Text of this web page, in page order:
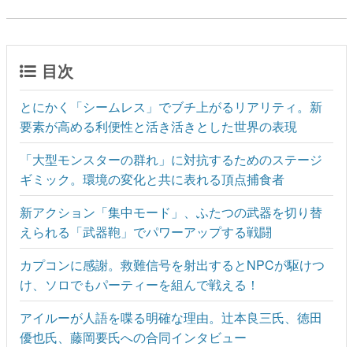
目次
とにかく「シームレス」でブチ上がるリアリティ。新
要素が高める利便性と活き活きとした世界の表現
「大型モンスターの群れ」に対抗するためのステージ
ギミック。環境の変化と共に表れる頂点捕食者
新アクション「集中モード」、ふたつの武器を切り替
えられる「武器鞄」でパワーアップする戦闘
カプコンに感謝。救難信号を射出するとNPCが駆けつ
け、ソロでもパーティーを組んで戦える！
アイルーが人語を喋る明確な理由。辻本良三氏、徳田
優也氏、藤岡要氏への合同インタビュー